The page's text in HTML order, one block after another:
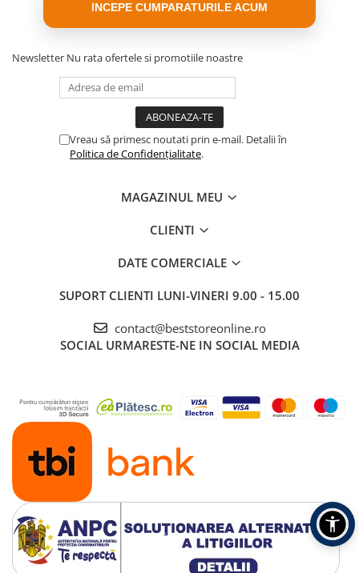
INCEPE CUMPARATURILE ACUM
Newsletter Nu rata ofertele si promotiile noastre
Vreau să primesc noutati prin e-mail. Detalii în
Politica de Confidențialitate.
MAGAZINUL MEU
CLIENTI
DATE COMERCIALE
SUPORT CLIENTI LUNI-VINERI 9.00 - 15.00
contact@beststoreonline.ro
SOCIAL URMARESTE-NE IN SOCIAL MEDIA